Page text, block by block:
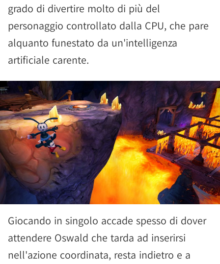
grado di divertire molto di più del
personaggio controllato dalla CPU, che pare
alquanto funestato da un'intelligenza
artificiale carente.
Giocando in singolo accade spesso di dover
attendere Oswald che tarda ad inserirsi
nell'azione coordinata, resta indietro e a